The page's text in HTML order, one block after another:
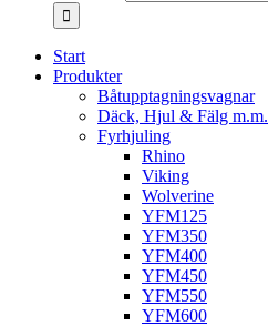
Start
Produkter
Båtupptagningsvagnar
Däck, Hjul & Fälg m.m.
Fyrhjuling
Rhino
Viking
Wolverine
YFM125
YFM350
YFM400
YFM450
YFM550
YFM600